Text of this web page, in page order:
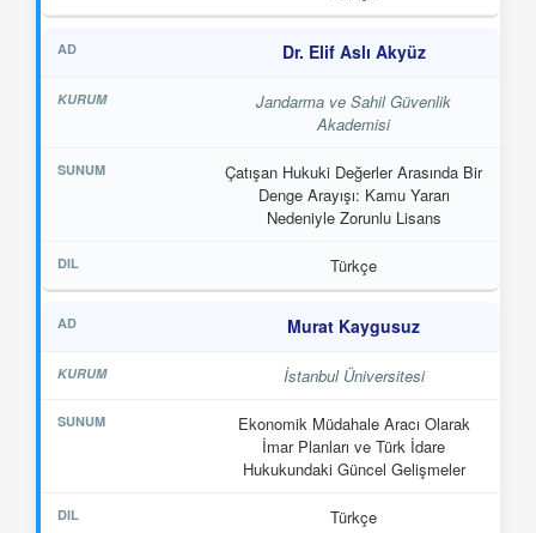
Dr. Elif Aslı Akyüz
Jandarma ve Sahil Güvenlik
Akademisi
Çatışan Hukuki Değerler Arasında Bir
Denge Arayışı: Kamu Yararı
Nedeniyle Zorunlu Lisans
Türkçe
Murat Kaygusuz
İstanbul Üniversitesi
Ekonomik Müdahale Aracı Olarak
İmar Planları ve Türk İdare
Hukukundaki Güncel Gelişmeler
Türkçe